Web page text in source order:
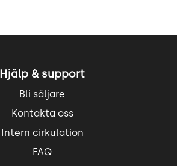
Hjälp & support
Bli säljare
Kontakta oss
Intern cirkulation
FAQ